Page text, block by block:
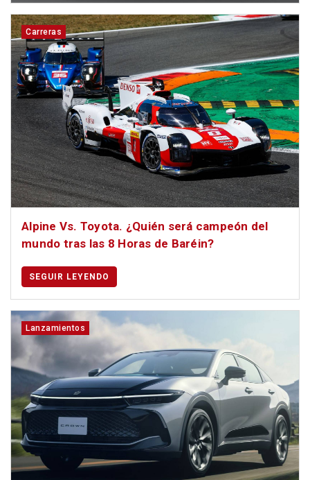
Carreras
Alpine Vs. Toyota. ¿Quién será campeón del
mundo tras las 8 Horas de Baréin?
SEGUIR LEYENDO
Lanzamientos